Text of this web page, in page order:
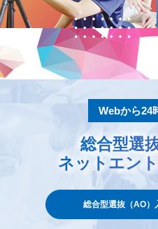
Webから24
総合型選
ネットエン
総合型選抜（AO）